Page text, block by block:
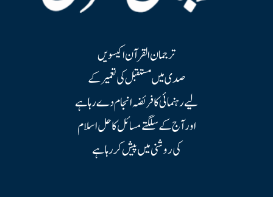
ترجمان القرآن اکیسویں
صدی میں مستقبل کی تعمیر کے
لیے رہنمائی کا فریضہ انجام دے رہا ہے
اور آج کے سلگتے مسائل کا حل اسلام
کی روشنی میں پیش کر رہا ہے